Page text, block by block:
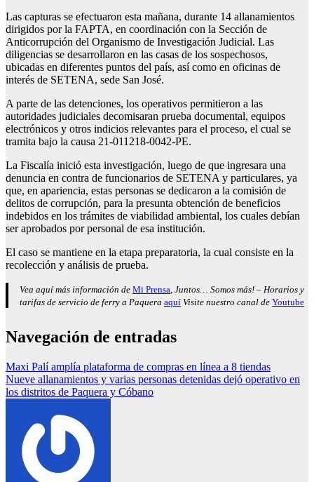
Las capturas se efectuaron esta mañana, durante 14 allanamientos
dirigidos por la FAPTA, en coordinación con la Sección de
Anticorrupción del Organismo de Investigación Judicial. Las
diligencias se desarrollaron en las casas de los sospechosos,
ubicadas en diferentes puntos del país, así como en oficinas de
interés de SETENA, sede San José.
A parte de las detenciones, los operativos permitieron a las
autoridades judiciales decomisaran prueba documental, equipos
electrónicos y otros indicios relevantes para el proceso, el cual se
tramita bajo la causa 21-011218-0042-PE.
La Fiscalía inició esta investigación, luego de que ingresara una
denuncia en contra de funcionarios de SETENA y particulares, ya
que, en apariencia, estas personas se dedicaron a la comisión de
delitos de corrupción, para la presunta obtención de beneficios
indebidos en los trámites de viabilidad ambiental, los cuales debían
ser aprobados por personal de esa institución.
El caso se mantiene en la etapa preparatoria, la cual consiste en la
recolección y análisis de prueba.
Vea aquí más información de Mi Prensa, Juntos… Somos más! – Horarios y
tarifas de servicio de ferry a Paquera aquí Visite nuestro canal de Youtube
Navegación de entradas
Maxi Palí amplía plataforma de compras en línea a 8 tiendas
Nueve allanamientos y varias personas detenidas dejó operativo en
los distritos de Paquera y Cóbano